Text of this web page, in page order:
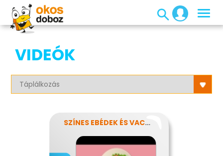
VIDEÓK
SZÍNES EBÉDEK ÉS VACSORÁK